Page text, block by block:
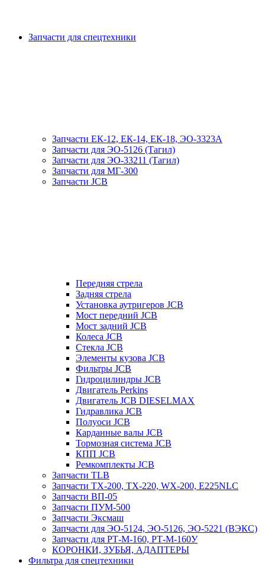
Запчасти для спецтехники
Запчасти ЕК-12, ЕК-14, ЕК-18, ЭО-3323А
Запчасти для ЭО-5126 (Тагил)
Запчасти для ЭО-33211 (Тагил)
Запчасти для МГ-300
Запчасти JCB
Передняя стрела
Задняя стрела
Установка аутригеров JCB
Мост передний JCB
Мост задний JCB
Колеса JCB
Стекла JCB
Элементы кузова JCB
Фильтры JCB
Гидроцилиндры JCB
Двигатель Perkins
Двигатель JCB DIESELMAX
Гидравлика JCB
Полуоси JCB
Карданные валы JCB
Тормозная система JCB
КПП JCB
Ремкомплекты JCB
Запчасти TLB
Запчасти TX-200, TX-220, WX-200, E225NLC
Запчасти ВП-05
Запчасти ПУМ-500
Запчасти Эксмаш
Запчасти для ЭО-5124, ЭО-5126, ЭО-5221 (ВЭКС)
Запчасти для РТ-М-160, РТ-М-160У
КОРОНКИ, ЗУБЬЯ, АДАПТЕРЫ
Фильтра для спецтехники